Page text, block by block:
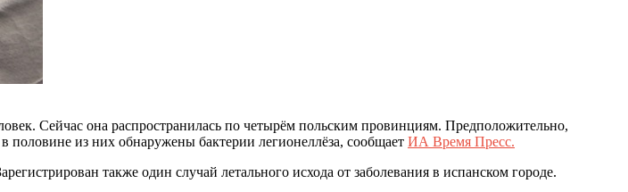
Сейчас она распространилась по четырём польским провинциям. Предположительно,
из них обнаружены бактерии легионеллёза, сообщает ИА Время Пресс.
также один случай летального исхода от заболевания в испанском городе.